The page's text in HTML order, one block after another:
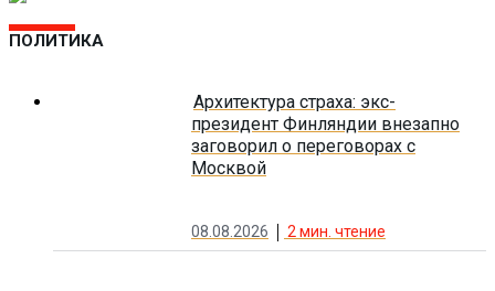
ПОЛИТИКА
Архитектура страха: экс-
президент Финляндии внезапно
заговорил о переговорах с
Москвой
08.08.2026 2 мин. чтение